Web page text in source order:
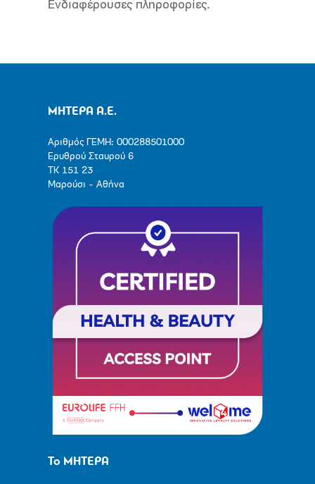
Ενδιαφέρουσες πληροφορίες.
ΜΗΤΕΡΑ Α.Ε.
Αριθμός ΓΕΜΗ: 000288501000
Ερυθρού Σταυρού 6
ΤΚ 151 23
Μαρούσι - Αθήνα
Το ΜΗΤΕΡΑ